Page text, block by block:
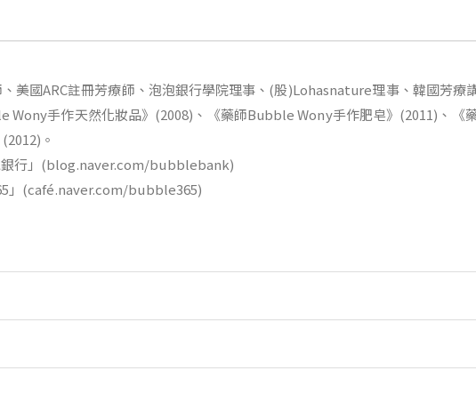
美國ARC註冊芳療師、泡泡銀行學院理事、(股)Lohasnature理事、韓國芳療
Wony手作天然化妝品》(2008)、《藥師Bubble Wony手作肥皂》(2011)、《
。
行」(blog.naver.com/bubblebank)
」(café.naver.com/bubble365)